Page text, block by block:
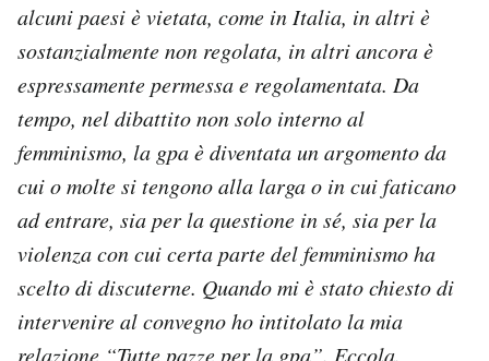
I MIEI PREFERITI
SHOP
CALENDARIO
AREA PERSONALE
Newsletter
Notifiche mobile
alcuni paesi è vietata, come in Italia, in altri è
sostanzialmente non regolata, in altri ancora è
espressamente permessa e regolamentata. Da
tempo, nel dibattito non solo interno al
femminismo, la gpa è diventata un argomento da
cui o molte si tengono alla larga o in cui faticano
ad entrare, sia per la questione in sé, sia per la
violenza con cui certa parte del femminismo ha
scelto di discuterne. Quando mi è stato chiesto di
intervenire al convegno ho intitolato la mia
relazione “Tutte pazze per la gpa”. Eccola.